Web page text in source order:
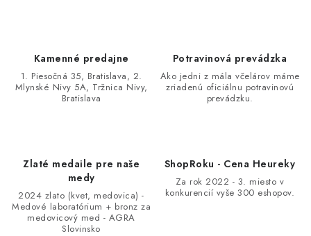
Kamenné predajne
1. Piesočná 35, Bratislava, 2.
Mlynské Nivy 5A, Tržnica Nivy,
Bratislava
Potravinová prevádzka
Ako jedni z mála včelárov máme
zriadenú oficiálnu potravinovú
prevádzku.
Zlaté medaile pre naše
medy
2024 zlato (kvet, medovica) -
Medové laboratórium + bronz za
medovicový med - AGRA
Slovinsko
ShopRoku - Cena Heureky
Za rok 2022 - 3. miesto v
konkurencií vyše 300 eshopov.